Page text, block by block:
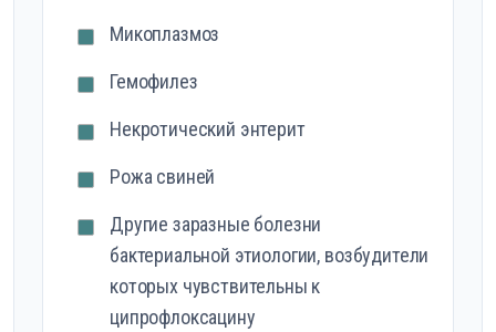
Микоплазмоз
Гемофилез
Некротический энтерит
Рожа свиней
Другие заразные болезни
бактериальной этиологии, возбудители
которых чувствительны к
ципрофлоксацину